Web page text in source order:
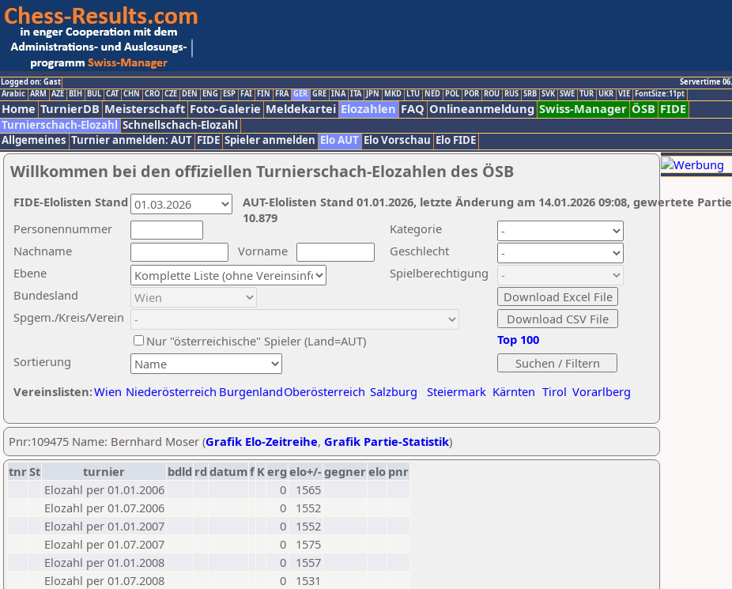
Logged on: Gast
Servertime
Arabic ARM AZE BIH BUL CAT CHN CRO CZE DEN ENG ESP FAI FIN FRA GER GRE INA ITA JPN MKD LTU NED POL POR ROU RUS SRB SVK SWE TUR UKR VIE FontSize:11pt
Home TurnierDB Meisterschaft Foto-Galerie Meldekartei Elozahlen FAQ Onlineanmeldung Swiss-Manager ÖSB FIDE
Turnierschach-Elozahl Schnellschach-Elozahl
Allgemeines Turnier anmelden: AUT FIDE Spieler anmelden Elo AUT Elo Vorschau Elo FIDE
Willkommen bei den offiziellen Turnierschach-Elozahlen des ÖSB
Nachname
Vorname
Ebene
Kategorie
Sortierung
Personennummer
Bundesland
Spgem./Kreis/Verein
Geschlecht
Nur "österreichische" Spieler (Land=AUT)
Spielberechtigung
Vereinslisten:Wien Niederösterreich BurgenlandOberösterreich Salzburg Steiermark Kärnten Tirol Vorarlberg
Top 100
AUT-Elolisten Stand 01.01.2026, letzte Änderung am 14.01.2026 09:08, gewertete
10.879
FIDE-Elolisten Stand
Pnr:109475 Name: Bernhard Moser (Grafik Elo-Zeitreihe, Grafik Partie-Statistik)
tnrSt turnier bdld rd datumf Kerg elo+/-gegnerelo pnr
Elozahl per 01.01.2006
0
1565
Elozahl per 01.07.2006
0
1552
Elozahl per 01.01.2007
0
1552
Elozahl per 01.07.2007
0
1575
Elozahl per 01.01.2008
0
1557
Elozahl per 01.07.2008
0
1531